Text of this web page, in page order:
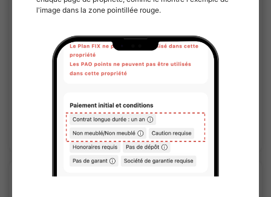
1/1
ZOOM Higashi Kanda
¥164,000 - ¥167,000 Vacant
Entièrement meublé Pas de caution
Voir les détails